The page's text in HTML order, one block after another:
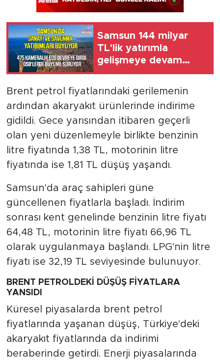
Samsun 144 milyar
TL'lik yatırımla
gelişmeye devam
ediyor
Brent petrol fiyatlarındaki gerilemenin
ardından akaryakıt ürünlerinde indirime
gidildi. Gece yarısından itibaren geçerli
olan yeni düzenlemeyle birlikte benzinin
litre fiyatında 1,38 TL, motorinin litre
fiyatında ise 1,81 TL düşüş yaşandı.
Samsun'da araç sahipleri güne
güncellenen fiyatlarla başladı. İndirim
sonrası kent genelinde benzinin litre fiyatı
64,48 TL, motorinin litre fiyatı 66,96 TL
olarak uygulanmaya başlandı. LPG'nin litre
fiyatı ise 32,19 TL seviyesinde bulunuyor.
BRENT PETROLDEKİ DÜŞÜŞ FİYATLARA
YANSIDI
Küresel piyasalarda brent petrol
fiyatlarında yaşanan düşüş, Türkiye'deki
akaryakıt fiyatlarında da indirimi
beraberinde getirdi. Enerji piyasalarında